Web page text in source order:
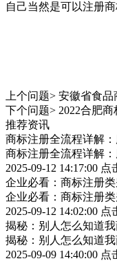
自己当然是可以注册
上个问题> 安徽省食品
下个问题> 2022合肥
推荐资讯
商标注册全流程详解
商标注册全流程详解
2025-09-12 14:17:00 点
企业必看：商标注册
企业必看：商标注册
2025-09-12 14:02:00 点
揭秘：别人怎么知道
揭秘：别人怎么知道
2025-09-09 14:40:00 点